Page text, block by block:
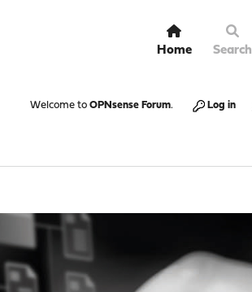
Home Search
Welcome to OPNsense Forum. Log in